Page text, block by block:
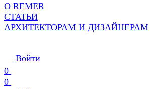
О REMER
СТАТЬИ
АРХИТЕКТОРАМ И ДИЗАЙНЕРАМ
Войти
0
0